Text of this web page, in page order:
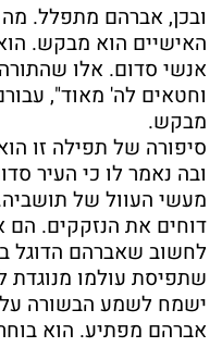
ובכן, אברהם מתפלל.
האישיים הוא מבקש.
אנשי סדום. אלו
וחטאים לה' מאוד",
מבקש.
סיפורה של תפילה זו
ובה נאמר לו כי העיר
מעשי העוול של
דוחים את הנזקקים. הם
לחשוב שאברהם הדוגל
שתפיסת עולמו מנוגדת
ישמח לשמע הבשורה
אברהם מפתיע. הוא